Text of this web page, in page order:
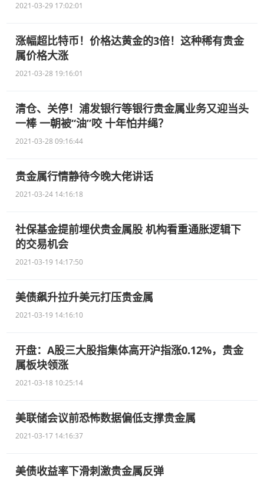
2021-03-29 17:02:01
涨幅超比特币！价格达黄金的3倍！这种稀有贵金
属价格大涨
2021-03-28 19:16:01
清仓、关停！浦发银行等银行贵金属业务又迎当头
一棒 一朝被“油”咬 十年怕井绳？
2021-03-28 09:16:44
贵金属行情静待今晚大佬讲话
2021-03-24 14:16:18
社保基金提前埋伏贵金属股 机构看重通胀逻辑下
的交易机会
2021-03-19 14:17:50
美债飙升拉升美元打压贵金属
2021-03-19 14:16:10
开盘：A股三大股指集体高开沪指涨0.12%，贵金
属板块领涨
2021-03-18 10:25:14
美联储会议前恐怖数据偏低支撑贵金属
2021-03-17 14:16:37
美债收益率下滑刺激贵金属反弹